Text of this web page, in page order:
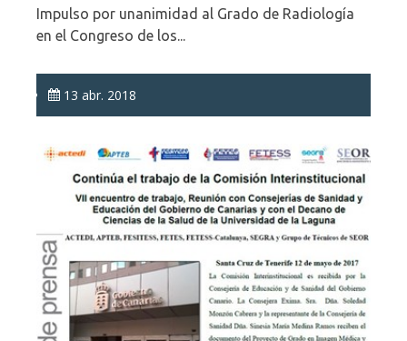
Impulso por unanimidad al Grado de Radiología
en el Congreso de los...
13 abr. 2018